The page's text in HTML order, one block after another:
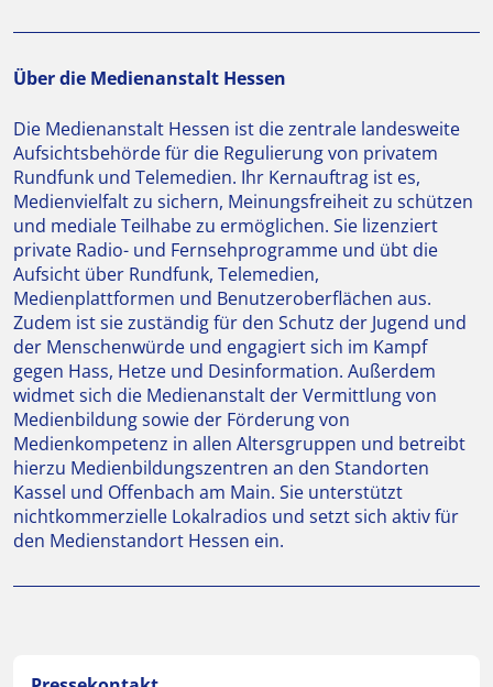
Über die Medienanstalt Hessen
Die Medienanstalt Hessen ist die zentrale landesweite
Aufsichtsbehörde für die Regulierung von privatem
Rundfunk und Telemedien. Ihr Kernauftrag ist es,
Medienvielfalt zu sichern, Meinungsfreiheit zu schützen
und mediale Teilhabe zu ermöglichen. Sie lizenziert
private Radio- und Fernsehprogramme und übt die
Aufsicht über Rundfunk, Telemedien,
Medienplattformen und Benutzeroberflächen aus.
Zudem ist sie zuständig für den Schutz der Jugend und
der Menschenwürde und engagiert sich im Kampf
gegen Hass, Hetze und Desinformation. Außerdem
widmet sich die Medienanstalt der Vermittlung von
Medienbildung sowie der Förderung von
Medienkompetenz in allen Altersgruppen und betreibt
hierzu Medienbildungszentren an den Standorten
Kassel und Offenbach am Main. Sie unterstützt
nichtkommerzielle Lokalradios und setzt sich aktiv für
den Medienstandort Hessen ein.